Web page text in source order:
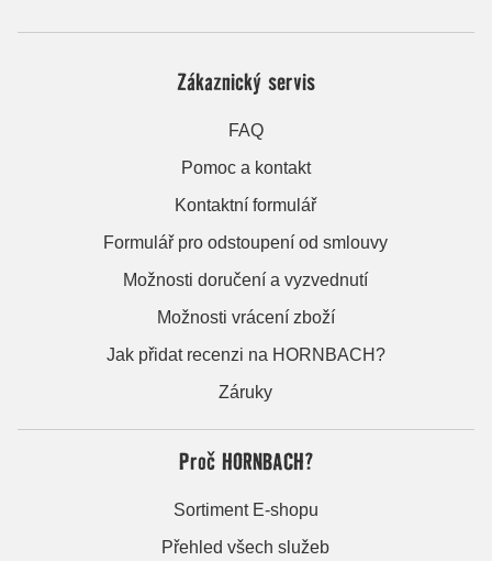
Zákaznický servis
FAQ
Pomoc a kontakt
Kontaktní formulář
Formulář pro odstoupení od smlouvy
Možnosti doručení a vyzvednutí
Možnosti vrácení zboží
Jak přidat recenzi na HORNBACH?
Záruky
Proč HORNBACH?
Sortiment E-shopu
Přehled všech služeb